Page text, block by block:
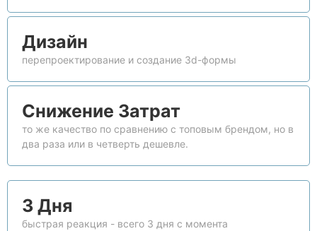
Дизайн
перепроектирование и создание 3d-формы
Снижение Затрат
то же качество по сравнению с топовым брендом, но в
два раза или в четверть дешевле.
3 Дня
быстрая реакция - всего 3 дня с момента